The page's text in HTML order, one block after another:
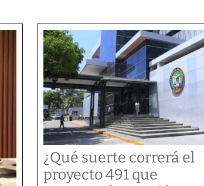
¿Qué suerte correrá el
proyecto 491 que